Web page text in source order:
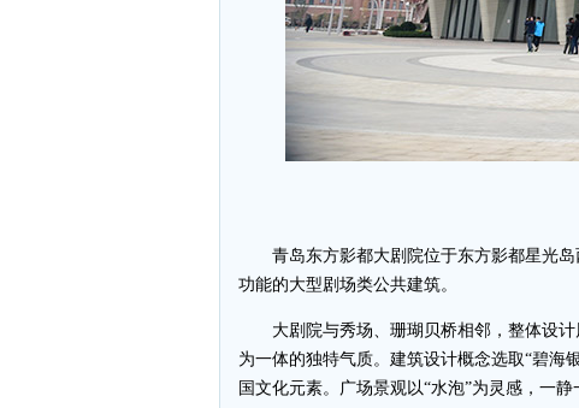
青岛东方影都大剧院位于东方影都星光
功能的大型剧场类公共建筑。
大剧院与秀场、珊瑚贝桥相邻，整体设
为一体的独特气质。建筑设计概念选取“碧海
国文化元素。广场景观以“水泡”为灵感，一